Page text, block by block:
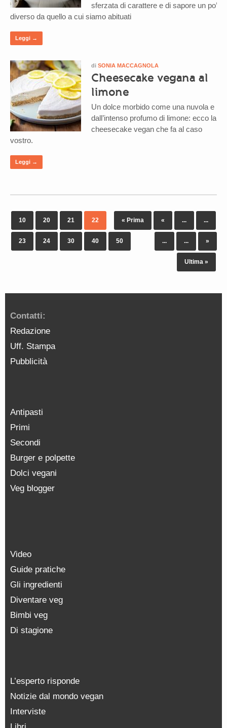
sferzata di carattere e di sapore un po’
diverso da quello a cui siamo abituati
Leggi →
di SONIA MACCAGNOLA
Cheesecake vegana al
limone
Un dolce morbido come una nuvola e
dall’intenso profumo di limone: ecco la
cheesecake vegan che fa al caso
vostro.
Leggi →
« Prima « ...
10 ...
20 21 22
23 24 ...
30 40 50 ... »
Ultima »
Contatti:
Redazione
Uff. Stampa
Pubblicità
Antipasti
Primi
Secondi
Burger e polpette
Dolci vegani
Veg blogger
Video
Guide pratiche
Gli ingredienti
Diventare veg
Bimbi veg
Di stagione
L’esperto risponde
Notizie dal mondo vegan
Interviste